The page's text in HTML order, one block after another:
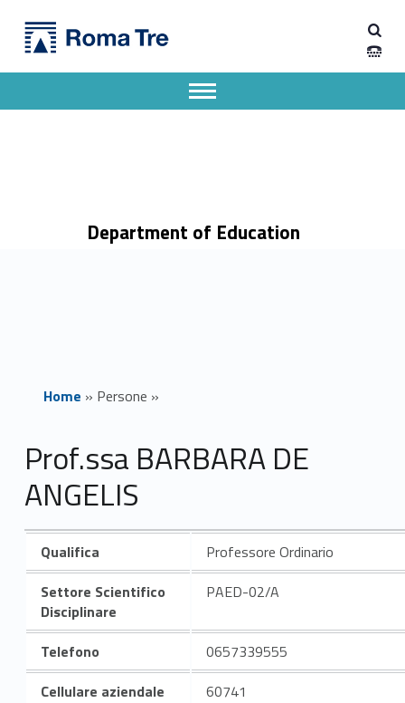
Prof.ssa BARBARA DE ANGELIS ricerca - Dipartimento di Scienze della Formazione
Dipartimento di Scienze della Formazione dell'Università degli Studi Roma Tre
Department of Education
Apri il menu secondario
Header info sidebar
Home » Persone »
Prof.ssa BARBARA DE
ANGELIS
Qualifica
Professore Ordinario
Settore Scientifico
Disciplinare
PAED-02/A
Telefono
0657339555
Cellulare aziendale
60741